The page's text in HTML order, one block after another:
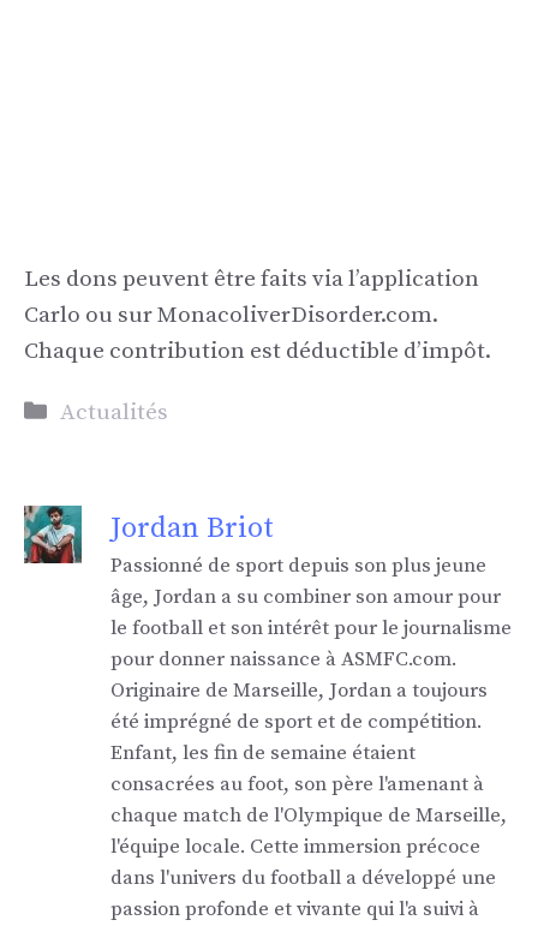
Les dons peuvent être faits via l’application
Carlo ou sur MonacoliverDisorder.com.
Chaque contribution est déductible d’impôt.
Catégories
Actualités
Jordan Briot
Passionné de sport depuis son plus jeune
âge, Jordan a su combiner son amour pour
le football et son intérêt pour le journalisme
pour donner naissance à ASMFC.com.
Originaire de Marseille, Jordan a toujours
été imprégné de sport et de compétition.
Enfant, les fin de semaine étaient
consacrées au foot, son père l'amenant à
chaque match de l'Olympique de Marseille,
l'équipe locale. Cette immersion précoce
dans l'univers du football a développé une
passion profonde et vivante qui l'a suivi à